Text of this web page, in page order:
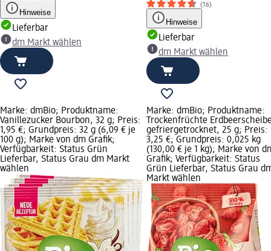
Hinweise
Lieferbar
dm Markt wählen
(16)
Hinweise
Lieferbar
dm Markt wählen
Marke: dmBio; Produktname:
Vanillezucker Bourbon, 32 g; Preis:
1,95 €; Grundpreis: 32 g (6,09 € je
100 g); Marke von dm Grafik;
Verfügbarkeit: Status Grün
Lieferbar, Status Grau dm Markt
wählen
Marke: dmBio; Produktname:
Trockenfrüchte
gefriergetrocknet, 25 g; Preis:
3,25 €; Grundpreis: 0,025 kg
(130,00 € je 1 kg); Marke von
Grafik; Verfügbarkeit: Status
Grün Lieferbar, Status Grau
Markt wählen